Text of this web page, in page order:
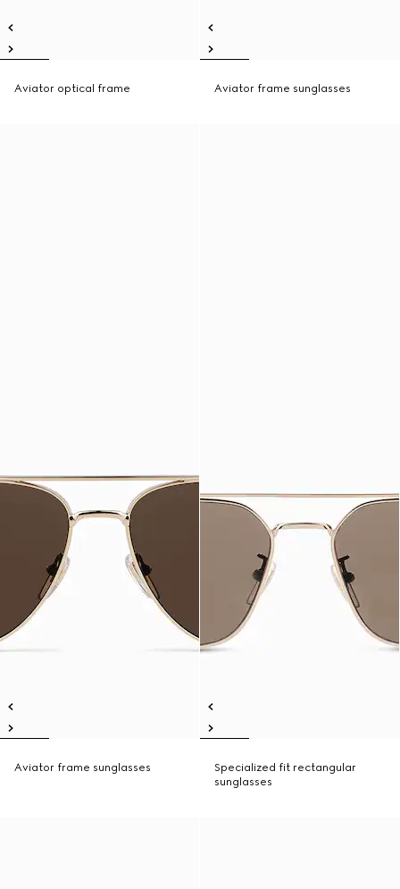
Aviator optical frame Aviator frame sunglasses
Aviator frame sunglasses
Specialized fit rectangular
sunglasses